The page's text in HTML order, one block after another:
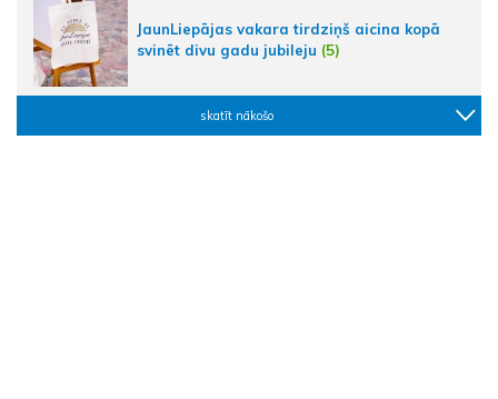
JaunLiepājas vakara tirdziņš aicina kopā
svinēt divu gadu jubileju (5)
skatīt nākošo